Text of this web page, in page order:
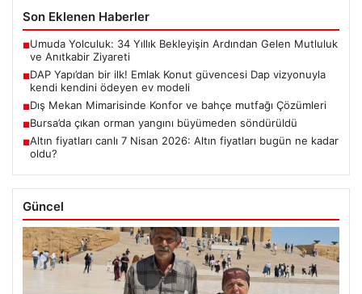
Son Eklenen Haberler
■Umuda Yolculuk: 34 Yıllık Bekleyişin Ardından Gelen Mutluluk
ve Anıtkabir Ziyareti
■DAP Yapı’dan bir ilk! Emlak Konut güvencesi Dap vizyonuyla
kendi kendini ödeyen ev modeli
■Dış Mekan Mimarisinde Konfor ve bahçe mutfağı Çözümleri
■Bursa’da çıkan orman yangını büyümeden söndürüldü
■Altın fiyatları canlı 7 Nisan 2026: Altın fiyatları bugün ne kadar
oldu?
Güncel